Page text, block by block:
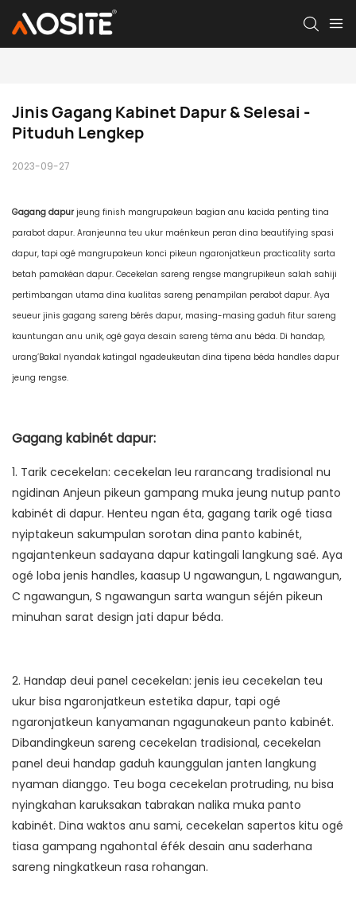
Jinis Gagang Kabinet Dapur & Selesai -
Pituduh Lengkep
2023-09-27
Gagang dapurjeung finish mangrupakeun bagian anu kacida penting tina
parabot dapur. Aranjeunna teu ukur maénkeun peran dina beautifying spasi
dapur, tapi ogé mangrupakeun konci pikeun ngaronjatkeun practicality sarta
betah pamakéan dapur. Cecekelan sareng rengse mangrupikeun salah sahiji
pertimbangan utama dina kualitas sareng penampilan perabot dapur. Aya
seueur jinis gagang sareng bérés dapur, masing-masing gaduh fitur sareng
kauntungan anu unik, ogé gaya desain sareng téma anu béda. Di handap,
urang’Bakal nyandak katingal ngadeukeutan dina tipena béda handles dapur
jeung rengse.
Gagang kabinét dapur:
1. Tarik cecekelan: cecekelan Ieu rarancang tradisional nu
ngidinan Anjeun pikeun gampang muka jeung nutup panto
kabinét di dapur. Henteu ngan éta, gagang tarik ogé tiasa
nyiptakeun sakumpulan sorotan dina panto kabinét,
ngajantenkeun sadayana dapur katingali langkung saé. Aya
ogé loba jenis handles, kaasup U ngawangun, L ngawangun,
C ngawangun, S ngawangun sarta wangun séjén pikeun
minuhan sarat design jati dapur béda.
2. Handap deui panel cecekelan: jenis ieu cecekelan teu
ukur bisa ngaronjatkeun estetika dapur, tapi ogé
ngaronjatkeun kanyamanan ngagunakeun panto kabinét.
Dibandingkeun sareng cecekelan tradisional, cecekelan
panel deui handap gaduh kaunggulan janten langkung
nyaman dianggo. Teu boga cecekelan protruding, nu bisa
nyingkahan karuksakan tabrakan nalika muka panto
kabinét. Dina waktos anu sami, cecekelan sapertos kitu ogé
tiasa gampang ngahontal éfék desain anu saderhana
sareng ningkatkeun rasa rohangan.